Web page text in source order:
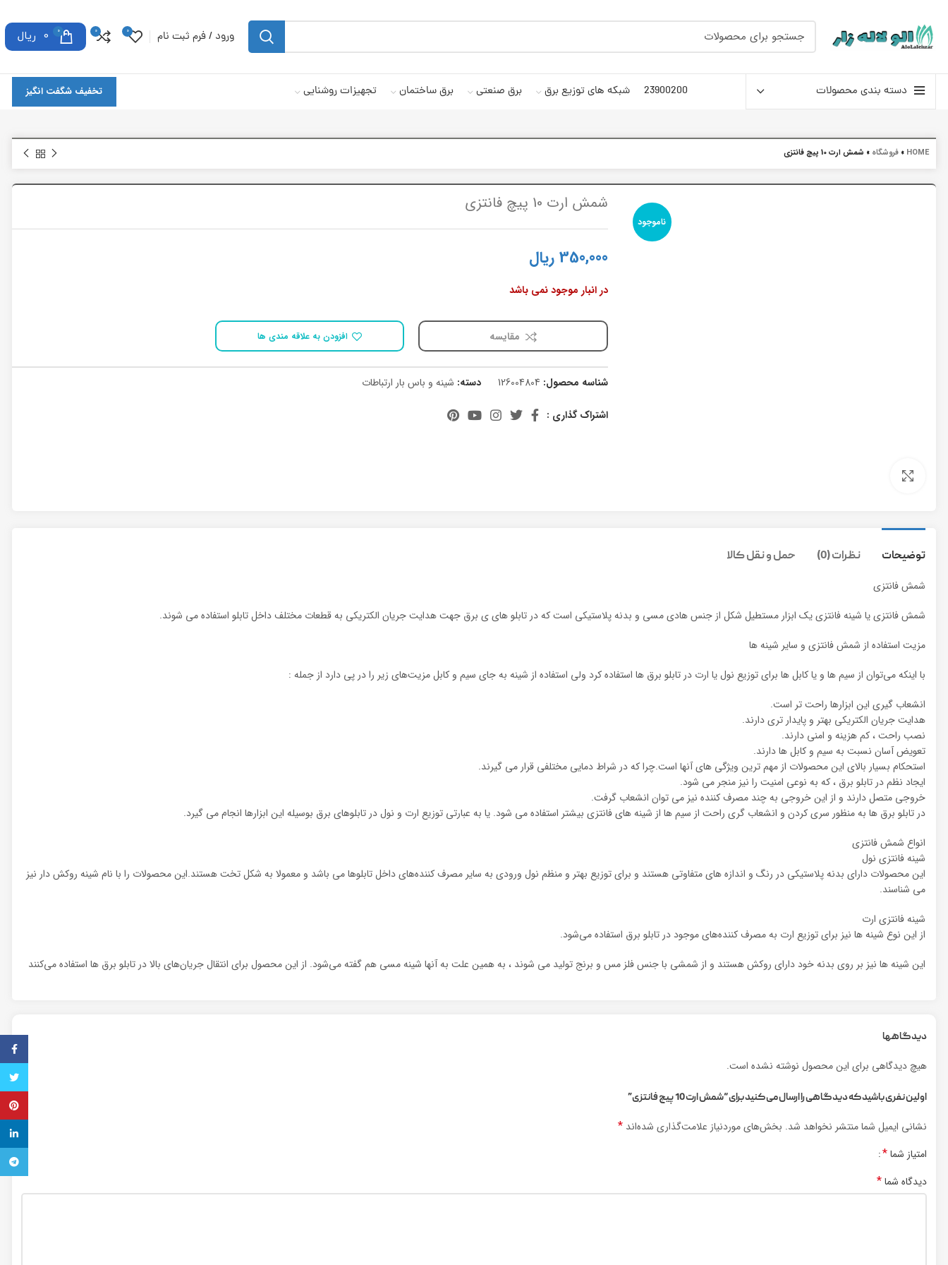
ورود / فرم ثبت نام 0
0
0
0 ریال
دسته بندی محصولات 23900200 شبکه های توزیع برق برق صنعتی برق ساختمان تجهیزات روشنایی تخفیف شگفت انگیز
HOME
» فروشگاه » شمش ارت 10 پیچ فانتزی
ناموجود
شمش ارت 10 پیچ فانتزی
350,000 ریال
در انبار موجود نمی باشد
مقایسه افزودن به علاقه مندی ها
شناسه محصول: 126004804 دسته: شینه و باس بار ارتباطات
اشتراک گذاری :
توضیحات نظرات (0)
حمل و نقل کالا
شمش فانتزی
شمش فانتزی یا شینه فانتزی یک ابزار مستطیل شکل از جنس هادی مسی و بدنه پلاستیکی است که در تابلو های ی برق جهت هدایت جریان الکتریکی به قطعات مختلف داخل تابلو استفاده می شوند.
مزیت استفاده از شمش فانتزی و سایر شینه ها
با اینکه می‌توان از سیم ها و یا کابل ها برای توزیع نول یا ارت در تابلو برق ها استفاده کرد ولی استفاده از شینه به جای سیم و کابل مزیت‌های زیر را در پی دارد از جمله :
انشعاب گیری این ابزارها راحت تر است.
هدایت جریان الکتریکی بهتر و پایدار تری دارند.
نصب راحت ، کم هزینه و امنی دارند.
تعویض آسان نسبت به سیم و کابل ها دارند.
استحکام بسیار بالای این محصولات از مهم ترین ویژگی های آنها است.چرا که در شراط دمایی مختلفی قرار می گیرند.
ایجاد نظم در تابلو برق ، که به نوعی امنیت را نیز منجر می شود.
خروجی متصل دارند و از این خروجی به چند مصرف کننده نیز می توان انشعاب گرفت.
در تابلو برق ها به منظور سری کردن و انشعاب گری راحت از سیم ها از شینه های فانتزی بیشتر استفاده می شود. یا به عبارتی توزیع ارت و نول در تابلوهای برق بوسیله این ابزارها انجام می گیرد.
انواع شمش فانتزی
شینه فانتزی نول
این محصولات دارای بدنه پلاستیکی در رنگ و اندازه های متفاوتی هستند و برای توزیع بهتر و منظم نول ورودی به سایر مصرف کننده‌های داخل تابلوها می باشد و معمولا به شکل تخت هستند.این محصولات را با نام شینه روکش دار نیز
می شناسند.
شینه فانتزی ارت
از این نوع شینه ها نیز برای توزیع ارت به مصرف کننده‌های موجود در تابلو برق استفاده می‌شود.
این شینه ها نیز بر روی بدنه خود دارای روکش هستند و از شمشی با جنس فلز مس و برنج تولید می شوند ، به همین علت به آنها شینه مسی هم گفته می‌شود. از این محصول برای انتقال جریان‌های بالا در تابلو برق ها استفاده می‌کنند
دیدگاهها
هیچ دیدگاهی برای این محصول نوشته نشده است.
اولین نفری باشید که دیدگاهی را ارسال می کنید برای “شمش ارت 10 پیچ فانتزی”
نشانی ایمیل شما منتشر نخواهد شد. بخش‌های موردنیاز علامت‌گذاری شده‌اند *
امتیاز شما*
دیدگاه شما*
فیس
تویتر
تلگرام